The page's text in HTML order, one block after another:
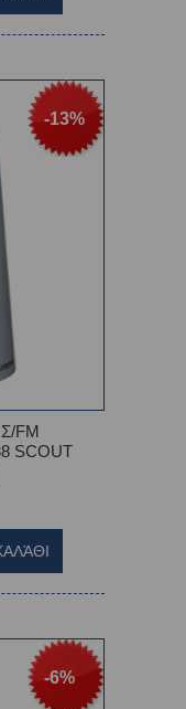
-13%
FM
SCOUT
-6%